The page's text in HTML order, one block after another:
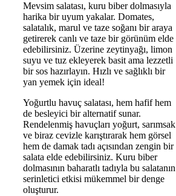
Mevsim salatası, kuru biber dolmasıyla
harika bir uyum yakalar. Domates,
salatalık, marul ve taze soğanı bir araya
getirerek canlı ve taze bir görünüm elde
edebilirsiniz. Üzerine zeytinyağı, limon
suyu ve tuz ekleyerek basit ama lezzetli
bir sos hazırlayın. Hızlı ve sağlıklı bir
yan yemek için ideal!
Yoğurtlu havuç salatası, hem hafif hem
de besleyici bir alternatif sunar.
Rendelenmiş havuçları yoğurt, sarımsak
ve biraz cevizle karıştırarak hem görsel
hem de damak tadı açısından zengin bir
salata elde edebilirsiniz. Kuru biber
dolmasının baharatlı tadıyla bu salatanın
serinletici etkisi mükemmel bir denge
oluşturur.